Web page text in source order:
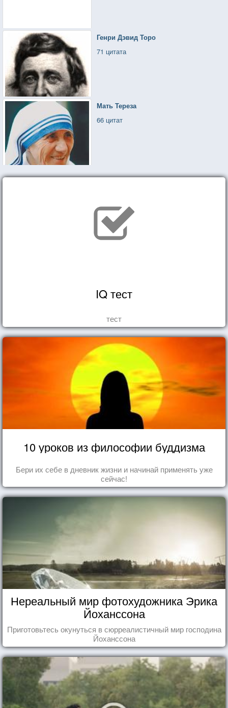
Генри Дэвид Торо
71 цитата
Мать Тереза
66 цитат
IQ тест
тест
10 уроков из философии буддизма
Бери их себе в дневник жизни и начинай применять уже
сейчас!
Нереальный мир фотохудожника Эрика
Йоханссона
Приготовьтесь окунуться в сюрреалистичный мир господина
Йоханссона